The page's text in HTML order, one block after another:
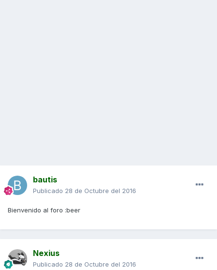
bautis
Publicado 28 de Octubre del 2016
Bienvenido al foro :beer
Nexius
Publicado 28 de Octubre del 2016